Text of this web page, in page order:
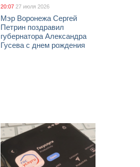
20:07 27 июля 2026
Мэр Воронежа Сергей
Петрин поздравил
губернатора Александра
Гусева с днем рождения